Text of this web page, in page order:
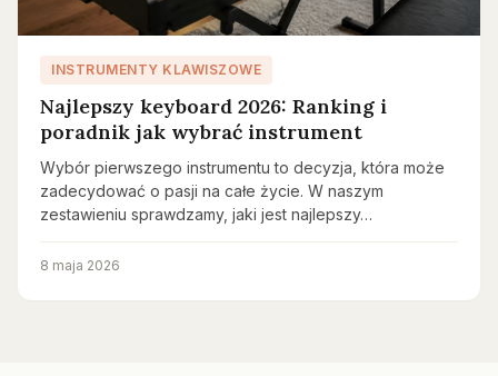
INSTRUMENTY KLAWISZOWE
Najlepszy keyboard 2026: Ranking i
poradnik jak wybrać instrument
Wybór pierwszego instrumentu to decyzja, która może
zadecydować o pasji na całe życie. W naszym
zestawieniu sprawdzamy, jaki jest najlepszy…
8 maja 2026